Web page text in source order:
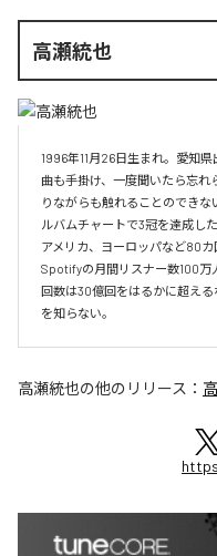
高瀬統也
1996年11月26日生まれ。愛知
曲も手掛け、一度聞いたら忘れ
りながらも触れることのでき
ルバムチャートで3冠を達成し
アメリカ、ヨーロッパなど80カ
Spotifyの月間リスナー数100万
回数は30億回をはるかに超え
を知らない。
高瀬統也の他のリリース：